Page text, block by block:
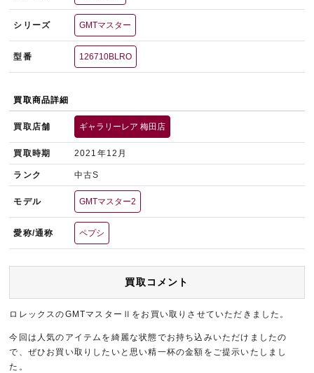
シリーズ GMTマスター
型番 126710BLRO
買取商品詳細
買取店舗 ギャラリーレア 梅田店
買取時期 2021年12月
ランク 中古S
モデル GMTマスター2
愛称/通称 ペプシ
買取コメント
ロレックスのGMTマスターⅡをお買い取りさせていただきました。
今回は人気のアイテムを綺麗な状態でお持ち込みいただけましたの
で、ぜひお買い取りしたいと思い精一杯の金額をご提示いたしまし
た。